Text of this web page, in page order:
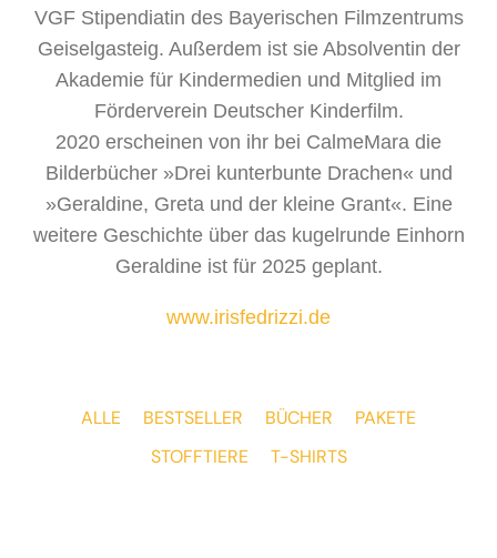
VGF Stipendiatin des Bayerischen Filmzentrums
Geiselgasteig. Außerdem ist sie Absolventin der
Akademie für Kindermedien und Mitglied im
Förderverein Deutscher Kinderfilm.
2020 erscheinen von ihr bei CalmeMara die
Bilderbücher »Drei kunterbunte Drachen« und
»Geraldine, Greta und der kleine Grant«. Eine
weitere Geschichte über das kugelrunde Einhorn
Geraldine ist für 2025 geplant.
www.irisfedrizzi.de
ALLE BESTSELLER BÜCHER
PAKETE
STOFFTIERE
T-SHIRTS